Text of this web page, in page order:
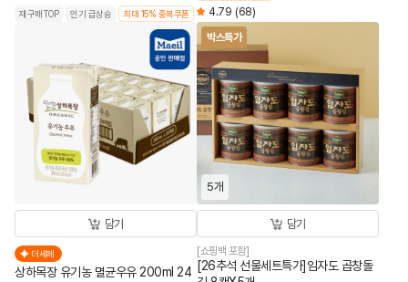
재구매TOP 인기 급상승 최대 15% 중복쿠폰 4.79 (68)
담기
더세페
상하목장 유기농 멸균우유 200ml 24
박스특가
5개
담기
[쇼핑백 포함]
[26추석 선물세트특가]임자도 곱창돌